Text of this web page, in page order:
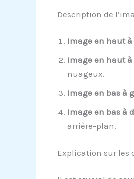
Description de
Image en haut à
Image en haut à
nuageux.
Image en bas à
Image en bas à
arrière-plan.
Explication sur les